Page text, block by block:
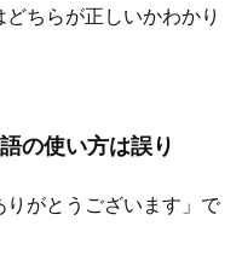
ちらが正しいかわかり
の使い方は誤り
がとうございます」で